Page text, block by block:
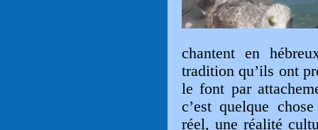
chantent en
tradition qu’ils ont
le font par
c’est quelque
réel, une réalité